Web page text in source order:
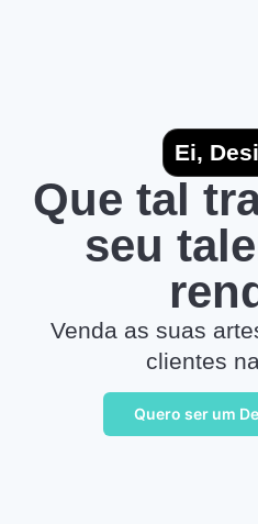
Ei,
Que tal
seu
Venda as suas
clientes
Quero ser um